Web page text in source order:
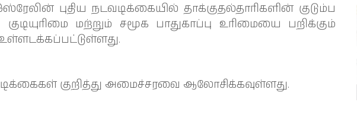
புதிய நடவடிக்கையில் தாக்குதல்தாரிகளின் குடும்ப
குடியுரிமை மற்றும் சமூக பாதுகாப்பு உரிமையை பறிக்கும்
குறித்து அமைச்சரவை ஆலோசிக்கவுள்ளது.